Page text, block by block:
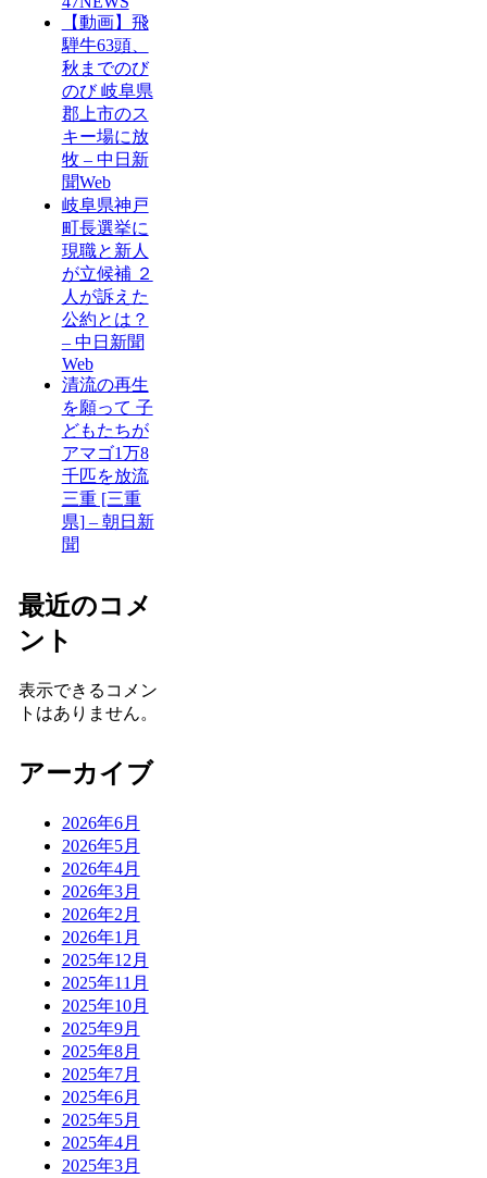
【動画】飛
騨牛63頭、
秋までのび
のび 岐阜県
郡上市のス
キー場に放
牧 – 中日新
聞Web
岐阜県神戸
町長選挙に
現職と新人
が立候補 ２
人が訴えた
公約とは？
– 中日新聞
Web
清流の再生
を願って 子
どもたちが
アマゴ1万8
千匹を放流
三重 [三重
県] – 朝日新
聞
最近のコメ
ント
表示できるコメン
トはありません。
アーカイブ
2026年6月
2026年5月
2026年4月
2026年3月
2026年2月
2026年1月
2025年12月
2025年11月
2025年10月
2025年9月
2025年8月
2025年7月
2025年6月
2025年5月
2025年4月
2025年3月